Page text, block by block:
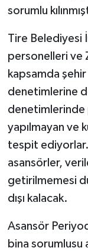
sorumlu
Tire Belediyesi
personelleri ve
kapsamda
denetimlerine
denetimlerinde
yapılmayan ve
tespit
asansörler,
getirilmemesi
dışı kalacak.
Asansör
bina sorumlusu